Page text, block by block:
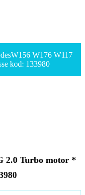
W176 W117
kod: 133980
2.0 Turbo motor *